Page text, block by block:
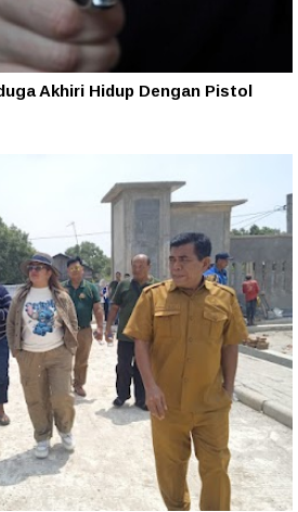
Akhiri Hidup Dengan Pistol